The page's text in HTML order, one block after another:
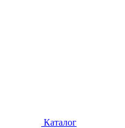
Каталог